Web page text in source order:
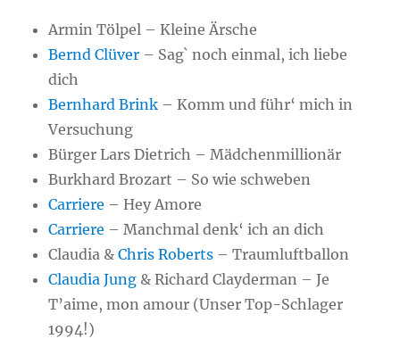
Armin Tölpel – Kleine Ärsche
Bernd Clüver – Sag` noch einmal, ich liebe
dich
Bernhard Brink – Komm und führ‘ mich in
Versuchung
Bürger Lars Dietrich – Mädchenmillionär
Burkhard Brozart – So wie schweben
Carriere – Hey Amore
Carriere – Manchmal denk‘ ich an dich
Claudia &Chris Roberts – Traumluftballon
Claudia Jung & Richard Clayderman – Je
T’aime, mon amour (Unser Top-Schlager
1994!)